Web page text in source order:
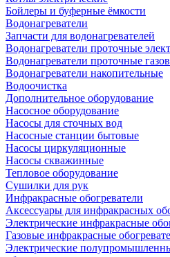
Бойлеры и буферные ёмкости
Водонагреватели
Запчасти для водонагревателей
Водонагреватели проточные
Водонагреватели проточные
Водонагреватели накопительные
Водоочистка
Дополнительное оборудование
Насосное оборудование
Насосы для сточных вод
Насосные станции бытовые
Насосы циркуляционные
Насосы скважинные
Тепловое оборудование
Сушилки для рук
Инфракрасные обогреватели
Аксессуары для инфракрасных
Электрические инфракрасные
Газовые инфракрасные
Электрические